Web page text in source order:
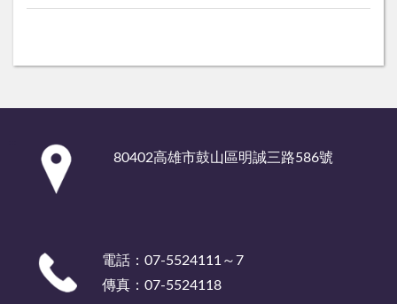
80402高雄市鼓山區明誠三路586號
電話：07-5524111～7
傳真：07-5524118